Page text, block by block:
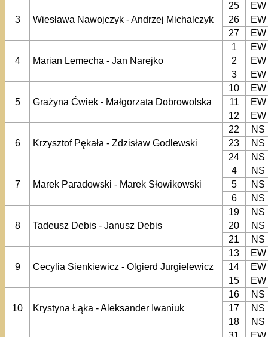
3 Wiesława Nawojczyk - Andrzej Michalczyk
25
EW
26
EW
27
EW
4 Marian Lemecha - Jan Narejko
1
EW
2
EW
3
EW
5 Grażyna Ćwiek - Małgorzata Dobrowolska
10
EW
11
EW
12
EW
6 Krzysztof Pękała - Zdzisław Godlewski
22
NS
23
NS
24
NS
7 Marek Paradowski - Marek Słowikowski
4
NS
5
NS
6
NS
8 Tadeusz Debis - Janusz Debis
19
NS
20
NS
21
NS
9 Cecylia Sienkiewicz - Olgierd Jurgielewicz
13
EW
14
EW
15
EW
10 Krystyna Łąka - Aleksander Iwaniuk
16
NS
17
NS
18
NS